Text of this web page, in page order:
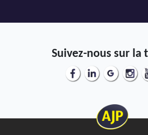
Suivez-nous sur la